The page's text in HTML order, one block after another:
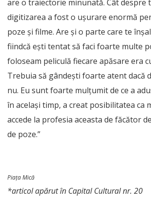
are o traiectorie minunată. Cât despre
digitizarea a fost o ușurare enormă
poze și filme. Are și o parte care te
fiindcă ești tentat să faci foarte multe
foloseam peliculă fiecare apăsare era
Trebuia să gândești foarte atent dacă
nu. Eu sunt foarte mulțumit de ce a
în același timp, a creat posibilitatea ca
accede la profesia aceasta de făcător
de poze.”
Piața Mică
*articol apărut în Capital Cultural nr. 20